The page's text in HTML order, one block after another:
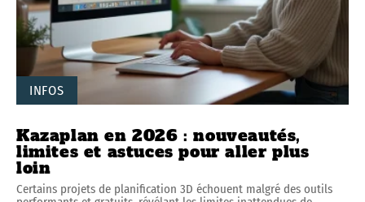
INFOS
Kazaplan en 2026 : nouveautés,
limites et astuces pour aller plus
loin
Certains projets de planification 3D échouent malgré des outils